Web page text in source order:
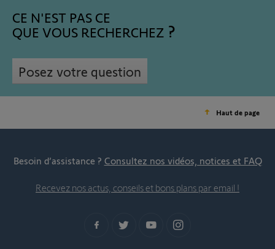
CE N'EST PAS CE
QUE VOUS RECHERCHEZ
Posez votre question
Haut de page
Besoin d’assistance ? Consultez nos vidéos, notices et FAQ
Recevez nos actus, conseils et bons plans par email !